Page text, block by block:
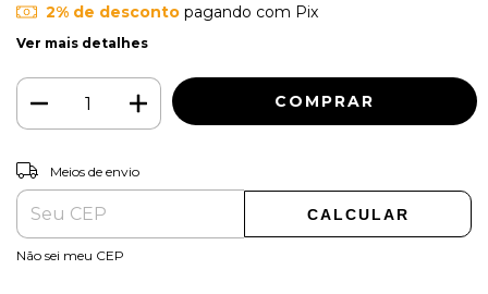
2% de descontopagando com Pix
Ver mais detalhes
Entregas para o CEP:
Meios de envio
CALCULAR
Não sei meu CEP